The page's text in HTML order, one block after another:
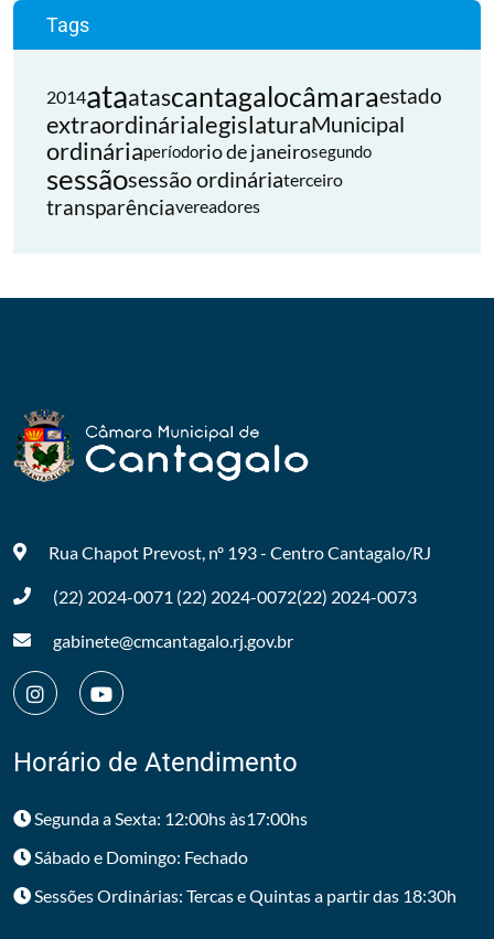
Tags
2014ataatascantagalocâmaraestado
extraordinárialegislaturaMunicipal
ordináriaperíodorio de janeirosegundo
sessãosessão ordináriaterceiro
transparênciavereadores
Rua Chapot Prevost, nº 193 - CentroCantagalo/RJ
(22) 2024-0071 (22) 2024-0072(22) 2024-0073
gabinete@cmcantagalo.rj.gov.br
Horário de Atendimento
Segunda a Sexta: 12:00hs às17:00hs
Sábado e Domingo: Fechado
Sessões Ordinárias: Tercas e Quintas a partir das 18:30h